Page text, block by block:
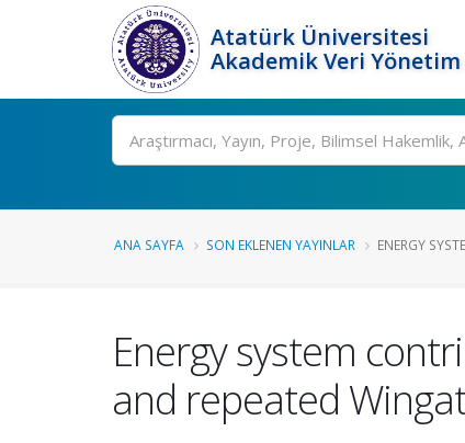
Atatürk Üniversitesi
Akademik Veri
Ara
ANA SAYFA SON EKLENEN YAYINLAR ENERGY
Energy system
and repeated